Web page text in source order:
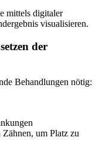
mittels digitaler
visualisieren.
der
Behandlungen nötig:
um Platz zu